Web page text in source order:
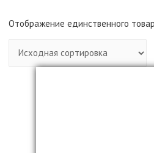
Отображение единственного